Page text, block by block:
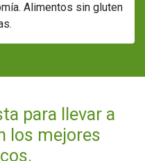
Alimentos sin gluten
para llevar a
los mejores